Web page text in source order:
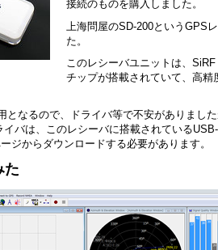
接続のものを購入しました。
上海問屋のSD-200というGPS
た。
このレシーバユニットは、
チップが搭載されていて、高精
となるので、ドライバ等で不安がありまし
イバは、このレシーバに搭載されている
ジからダウンロードする必要があります。
た